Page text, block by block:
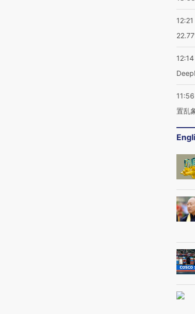
12:21
12:14
11:56
置乱